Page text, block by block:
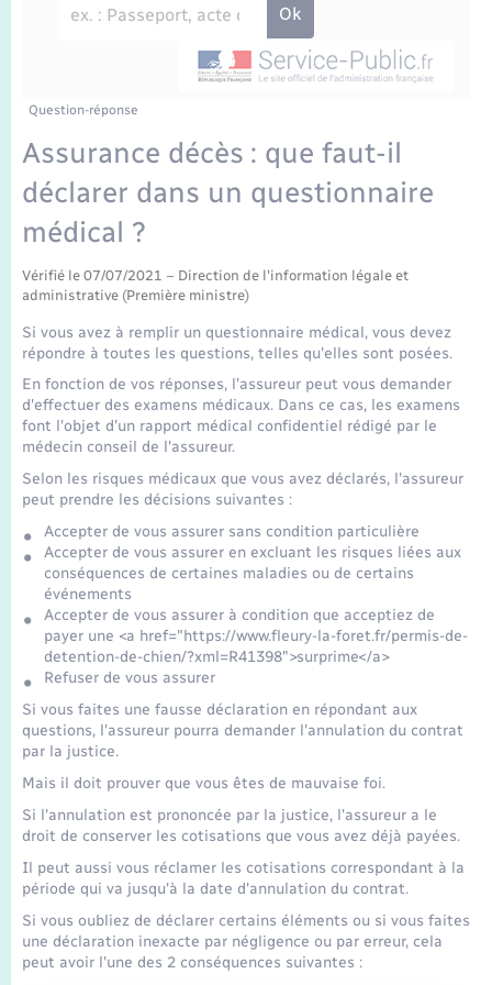
Etat-civil - Papiers - Citoyenneté
Parrainage civil
Concessions funéraires
Nouvel habitant
Numérique
Organisation d’événement
Sécurité - Prévention
Seniors
Transports
Transports scolaires
Voirie et espace public
Travaux - Autorisation d’occupation de l’espace
Plan interactif
La Communauté de communes
Question-réponse
Assurance décès : que faut-il
déclarer dans un questionnaire
médical ?
Vérifié le 07/07/2021 – Direction de l'information légale et
administrative (Première ministre)
Si vous avez à remplir un questionnaire médical, vous devez
répondre à toutes les questions, telles qu'elles sont posées.
En fonction de vos réponses, l'assureur peut vous demander
d'effectuer des examens médicaux. Dans ce cas, les examens
font l'objet d'un rapport médical confidentiel rédigé par le
médecin conseil de l'assureur.
Selon les risques médicaux que vous avez déclarés, l'assureur
peut prendre les décisions suivantes :
Accepter de vous assurer sans condition particulière
Accepter de vous assurer en excluant les risques liées aux
conséquences de certaines maladies ou de certains
événements
Accepter de vous assurer à condition que acceptiez de
payer une <a href="https://www.fleury-la-foret.fr/permis-de-
detention-de-chien/?xml=R41398">surprime</a>
Refuser de vous assurer
Si vous faites une fausse déclaration en répondant aux
questions, l'assureur pourra demander l'annulation du contrat
par la justice.
Mais il doit prouver que vous êtes de mauvaise foi.
Si l'annulation est prononcée par la justice, l'assureur a le
droit de conserver les cotisations que vous avez déjà payées.
Il peut aussi vous réclamer les cotisations correspondant à la
période qui va jusqu'à la date d'annulation du contrat.
Si vous oubliez de déclarer certains éléments ou si vous faites
une déclaration inexacte par négligence ou par erreur, cela
peut avoir l'une des 2 conséquences suivantes :